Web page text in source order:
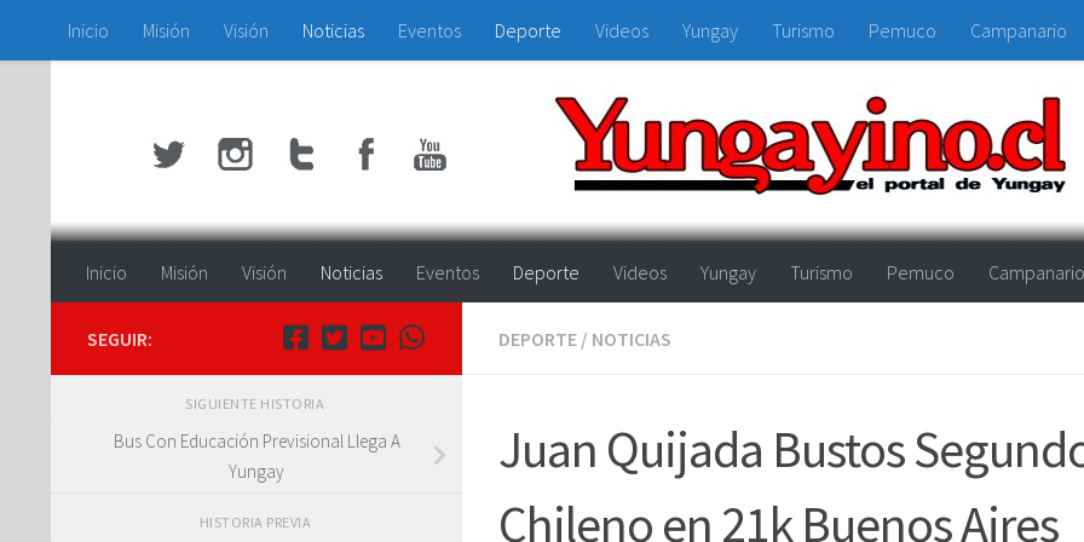
Saltar al contenido
Inicio Misión Visión Noticias Eventos Deporte Videos Yungay Turismo Pemuco Campanario
Inicio Misión Visión Noticias Eventos Deporte Videos Yungay Turismo Pemuco Campanario
DEPORTE / NOTICIAS
Juan Quijada Bustos
Chileno en 21k Buenos Aires
SEGUIR:
SIGUIENTE HISTORIA
Bus Con Educación Previsional Llega A
Yungay
HISTORIA PREVIA